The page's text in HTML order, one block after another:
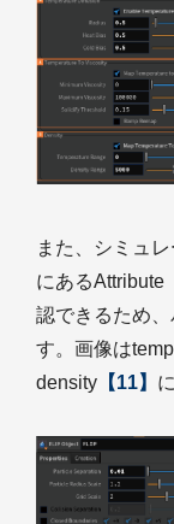
また、シミュ
にあるAttribute
認できるため
す。画像は
density 【11】